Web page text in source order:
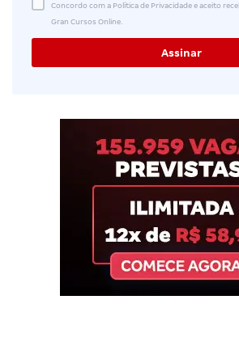
Concordo com a Política de Privacidade e aceito
Gran Cursos Online.